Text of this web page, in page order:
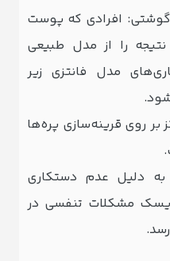
افرادی که پوست
را از مدل طبیعی
مدل فانتزی زیر
روی قرینه‌سازی پره‌ها
دلیل عدم دستکاری
مشکلات تنفسی در